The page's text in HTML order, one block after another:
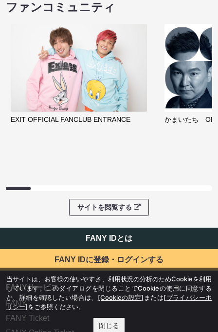
ファンコミュニティ
EXIT OFFICIAL FANCLUB ENTRANCE かまいたち
サイトを閲覧する
FANY IDとは
FANY IDに登録・ログインする
FANYサービス
FANY
FANY Ticket
当サイトは、お客様の使いやすさ、利用状況の分析のためCookieを利用
しています。このダイアログを閉じることでCookieの使用に同意する
か、詳細を確認したい場合は、 [Cookieの設定] または[プライバシーポ
リシー]をご参照ください。
閉じる